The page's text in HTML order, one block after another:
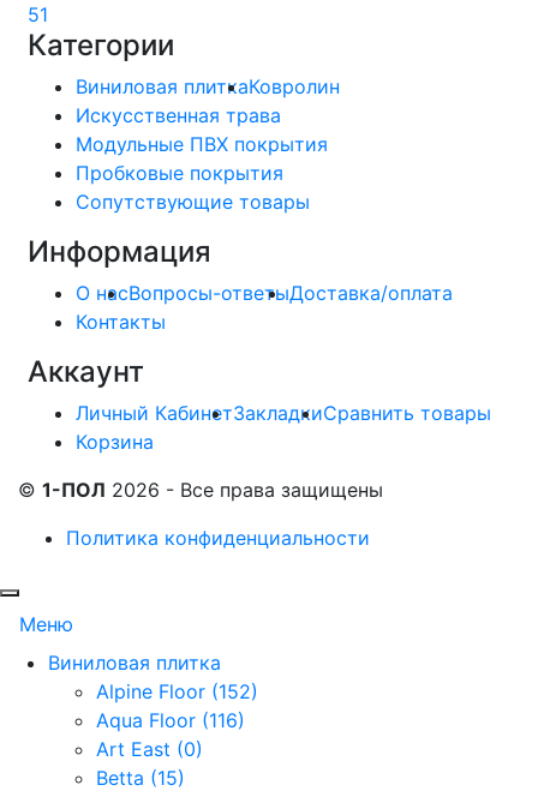
51
Категории
Виниловая плиткаКовролин
Искусственная трава
Модульные ПВХ покрытия
Пробковые покрытия
Сопутствующие товары
Информация
О насВопросы-ответыДоставка/оплата
Контакты
Аккаунт
Личный КабинетЗакладкиСравнить товары
Корзина
© 1-ПОЛ 2026 - Все права защищены
Политика конфиденциальности
Меню
Виниловая плитка
Alpine Floor (152)
Aqua Floor (116)
Art East (0)
Betta (15)